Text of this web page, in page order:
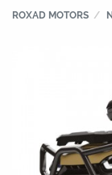
ROXAD MOTORS